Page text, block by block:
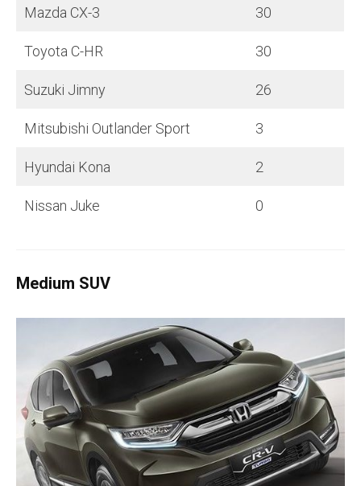
Mazda CX-3 30
Toyota C-HR 30
Suzuki Jimny 26
Mitsubishi Outlander Sport 3
Hyundai Kona 2
Nissan Juke 0
Medium SUV